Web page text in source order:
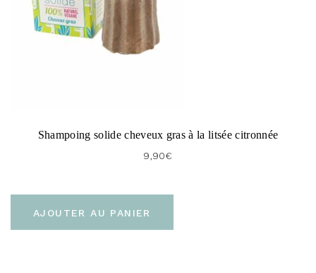
Shampoing solide cheveux gras à la litsée citronnée
9,90€
AJOUTER AU PANIER